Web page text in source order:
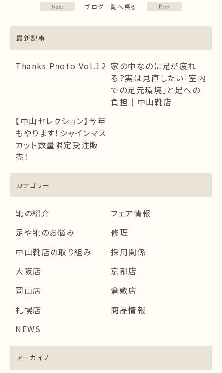
ブログ一覧へ戻る
最新記事
Thanks Photo Vol.12 家の中なのに足が疲れ
る？実は見直したい「室内
での足元環境」と足への
負担｜中山靴店
【中山セレクション】今年
もやります！シャインマス
カット数量限定受注販
売！
カテゴリー
靴の紹介
フェア情報
足や靴のお悩み
修理
中山靴店の取り組み
採用関係
大阪店
京都店
岡山店
倉敷店
札幌店
商品情報
NEWS
アーカイブ